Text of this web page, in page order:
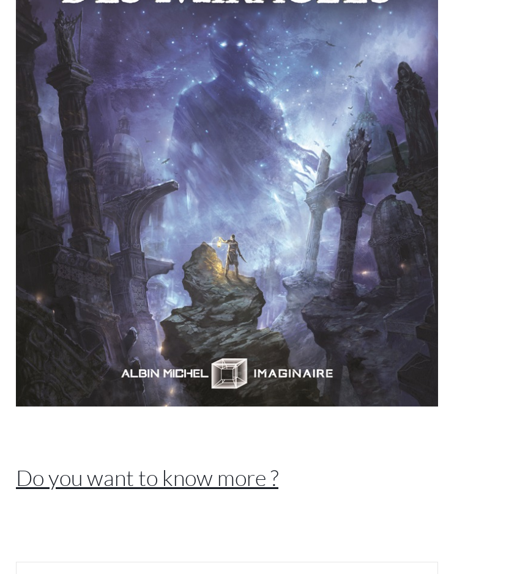
Do you want to know more ?